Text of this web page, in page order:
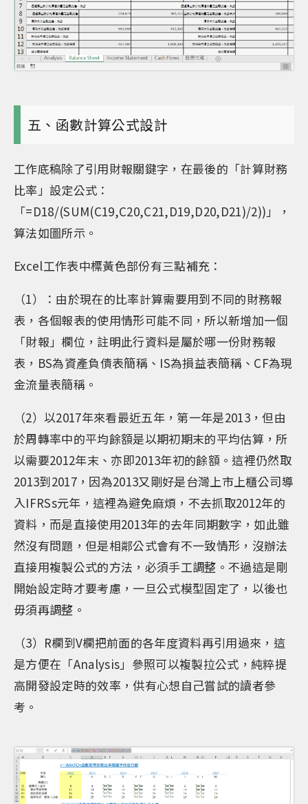
五、函數計算公式設計
工作底稿除了引用財報關鍵字，在最後的「計算財務
比率」設定公式：
「=D18/(SUM(C19,C20,C21,D19,D20,D21)/2))」，
算法如圖所示。
Excel工作表中標黃色部份有三點補充：
（1）：由於現在的比率計算需要用到不同的財務報
表，各個報表的使用情形可能不同，所以新增加一個
「財報」欄位，註明此行資料是屬於哪一份財務報
表，BS為資產負債表簡稱、IS為損益表簡稱、CF為現
金流量表簡稱。
（2）以2017年來看最近五年，第一年是2013，但由
於周轉率中的平均餘額是以期初期末的平均估算，所
以需要2012年末、亦即2013年初的餘額。這裡仍然取
2013到2017，因為2013又剛好是台灣上市上櫃公司導
入IFRSs元年，這裡為避免麻煩，不去抓取2012年的
資料，而是直接使用2013年的去年同期數字，如此雖
然沒有問題，但是相鄰公式會有不一致情形，沒辦法
直接用複製公式的方法，必須手工調整。不過這是剛
開始設定時才要考慮，一旦公式模型固定了，以後也
毋須再調整。
（3）R欄到V欄把前面的各年度資料再引用過來，這
是方便在「Analysis」參照可以複製拉公式，純粹提
高開發設定時的效率，供有心想自己嘗試的讀者參
考。